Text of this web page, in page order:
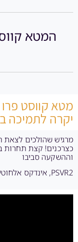
המטא
מטא קווסט
יקרה לתמיכה בקווסט 2
מרגיש שהולכים לצאת
וההשקעה סביבו
PSVR2, אינדקס אלחוטי ועוד רבים